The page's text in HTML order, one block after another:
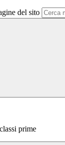
del sito
prime